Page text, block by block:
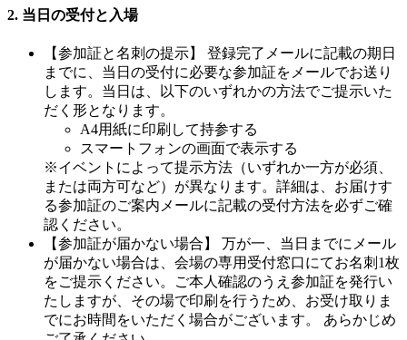
2. 当日の受付と入場
【参加証と名刺の提示】 登録完了メールに記載の期日
までに、当日の受付に必要な参加証をメールでお送り
します。当日は、以下のいずれかの方法でご提示いた
だく形となります。
A4用紙に印刷して持参する
スマートフォンの画面で表示する
※イベントによって提示方法（いずれか一方が必須、
または両方可など）が異なります。詳細は、お届けす
る参加証のご案内メールに記載の受付方法を必ずご確
認ください。
【参加証が届かない場合】 万が一、当日までにメール
が届かない場合は、会場の専用受付窓口にてお名刺1枚
をご提示ください。ご本人確認のうえ参加証を発行い
たしますが、その場で印刷を行うため、お受け取りま
でにお時間をいただく場合がございます。 あらかじめ